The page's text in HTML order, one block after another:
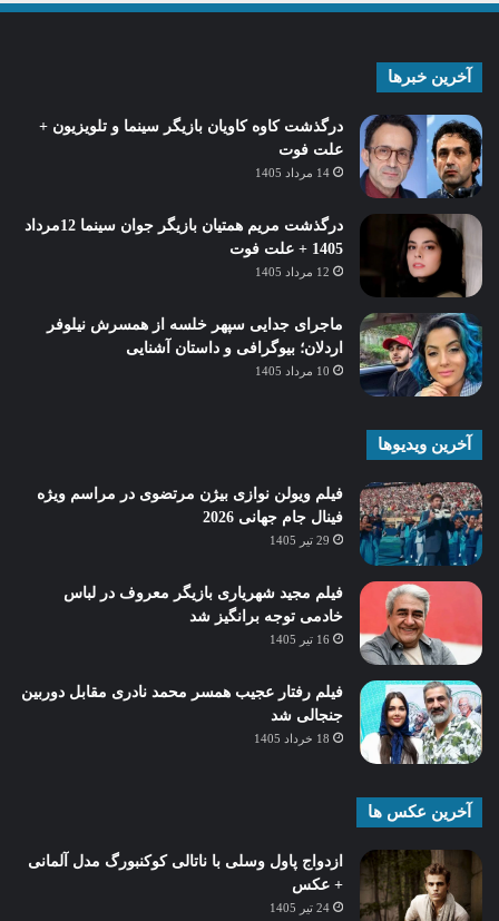
آخرین خبرها
درگذشت کاوه کاویان بازیگر سینما و تلویزیون +
علت فوت
14 مرداد 1405
درگذشت مریم همتیان بازیگر جوان سینما 12مرداد
1405 + علت فوت
12 مرداد 1405
ماجرای جدایی سپهر خلسه از همسرش نیلوفر
اردلان؛ بیوگرافی و داستان آشنایی
10 مرداد 1405
آخرین ویدیوها
فیلم ویولن نوازی بیژن مرتضوی در مراسم ویژه
فینال جام جهانی 2026
29 تیر 1405
فیلم مجید شهریاری بازیگر معروف در لباس
خادمی توجه برانگیز شد
16 تیر 1405
فیلم رفتار عجیب همسر محمد نادری مقابل دوربین
جنجالی شد
18 خرداد 1405
آخرین عکس ها
ازدواج پاول وسلی با ناتالی کوکنبورگ مدل آلمانی
+ عکس
24 تیر 1405